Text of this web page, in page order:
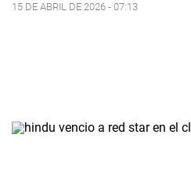
15 DE ABRIL DE 2026 - 07:13